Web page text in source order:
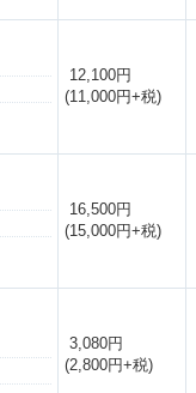
12,100円
(11,000円+税)
16,500円
(15,000円+税)
3,080円
(2,800円+税)